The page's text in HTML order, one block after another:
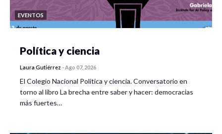
EVENTOS
Política y ciencia
Laura Gutiérrez -Ago 07, 2026
El Colegio Nacional Política y ciencia. Conversatorio en
torno al libro La brecha entre saber y hacer: democracias
más fuertes…